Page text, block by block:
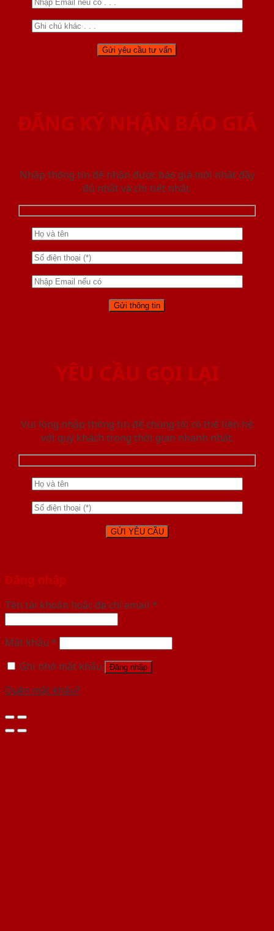
ĐĂNG KÝ NHẬN BÁO GIÁ
Nhập thông tin để nhận được báo giá mới nhât đầy
đủ nhất và chi tiết nhất.
YÊU CẦU GỌI LẠI
Vui lòng nhập thông tin để chúng tôi có thể liên hệ
với quý khách trong thời gian nhanh nhất.
Đăng nhập
Tên tài khoản hoặc địa chỉ email *
Mật khẩu *
Ghi nhớ mật khẩu
Đăng nhập
Quên mật khẩu?